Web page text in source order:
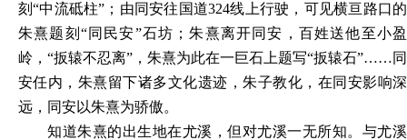
刻“中流砥柱”；由同安往国道324线上行驶，可见横亘路口的
朱熹题刻“同民安”石坊；朱熹离开同安，百姓送他至小盈
岭，“扳辕不忍离”，朱熹为此在一巨石上题写“扳辕石”……同
安任内，朱熹留下诸多文化遗迹，朱子教化，在同安影响深
远，同安以朱熹为骄傲。
知道朱熹的出生地在尤溪，但对尤溪一无所知。与尤溪